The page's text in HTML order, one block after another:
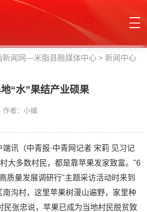
新闻网—米脂县融媒体中心 > 新闻中心
“水”果结产业硕果
者：小编
端讯（中青报·中青网记者 宋莉 见习记
大多数村民，都是靠苹果发家致富。"6
质量发展调研行"主题采访活动时来到
南沟村，这里苹果树漫山遍野，家里种
民张忠说，苹果已成为当地村民脱贫致